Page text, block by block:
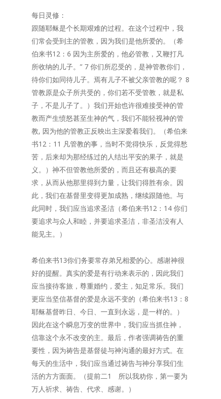
每日灵修：
跟随耶稣是个长期艰难的过程。在这个过程中，我
们常会受到主的管教，因为我们是他所爱的。（希
伯来书12：6 因为主所爱的，他必管教，又鞭打凡
所收纳的儿子。” 7 你们所忍受的，是神管教你们，
待你们如同待儿子。焉有儿子不被父亲管教的呢？ 8
管教原是众子所共受的，你们若不受管教，就是私
子，不是儿子了。）我们开始也许很难接受神的管
教而产生愤怒甚至生神的气，我们不能轻视神的管
教, 因为他的管教正反映出主深爱着我们。（希伯来
书12：11 凡管教的事，当时不觉得快乐，反觉得愁
苦，后来却为那经练过的人结出平安的果子，就是
义。）神不但管教他所爱的，而且还有极高的要
求，从而从他那里得到力量，让我们得胜有余。因
此，我们在基督里变得更加成熟，继续跟随他。与
此同时，我们应当追求圣洁（希伯来书12：14 你们
要追求与众人和睦，并要追求圣洁，非圣洁没有人
能见主。）
希伯来书13你们务要常存弟兄相爱的心。感谢神很
好的提醒。真实的爱是有行动来表示的，因此我们
应当接待客旅，尊重婚约，爱主，知足常乐。我们
更应当坚信基督的爱是永远不变的（希伯来书13：8
耶稣基督昨日、今日、一直到永远，是一样的。）
因此在这个瞬息万变的世界中，我们应当抓住神，
信靠这个永不改变的主。最后，作者强调祷告的重
要性，因为祷告是基督徒与神沟通的最好方式。在
每天的生活中，我们应当通过祷告与神分享我们生
活的方方面面。（提前二1 所以我劝你，第一要为
万人祈求、祷告、代求、感谢。）